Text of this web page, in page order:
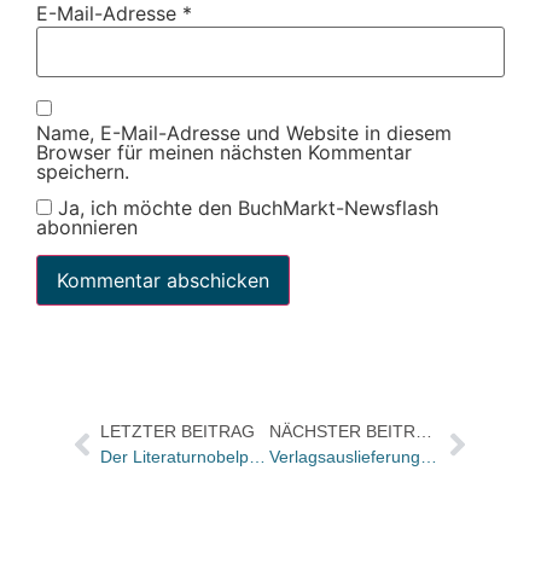
E-Mail-Adresse *
Name, E-Mail-Adresse und Website in diesem
Browser für meinen nächsten Kommentar
speichern.
Ja, ich möchte den BuchMarkt-Newsflash
abonnieren
LETZTER BEITRAG
Der Literaturnobelpreis 2022 geht an: Annie Ernaux